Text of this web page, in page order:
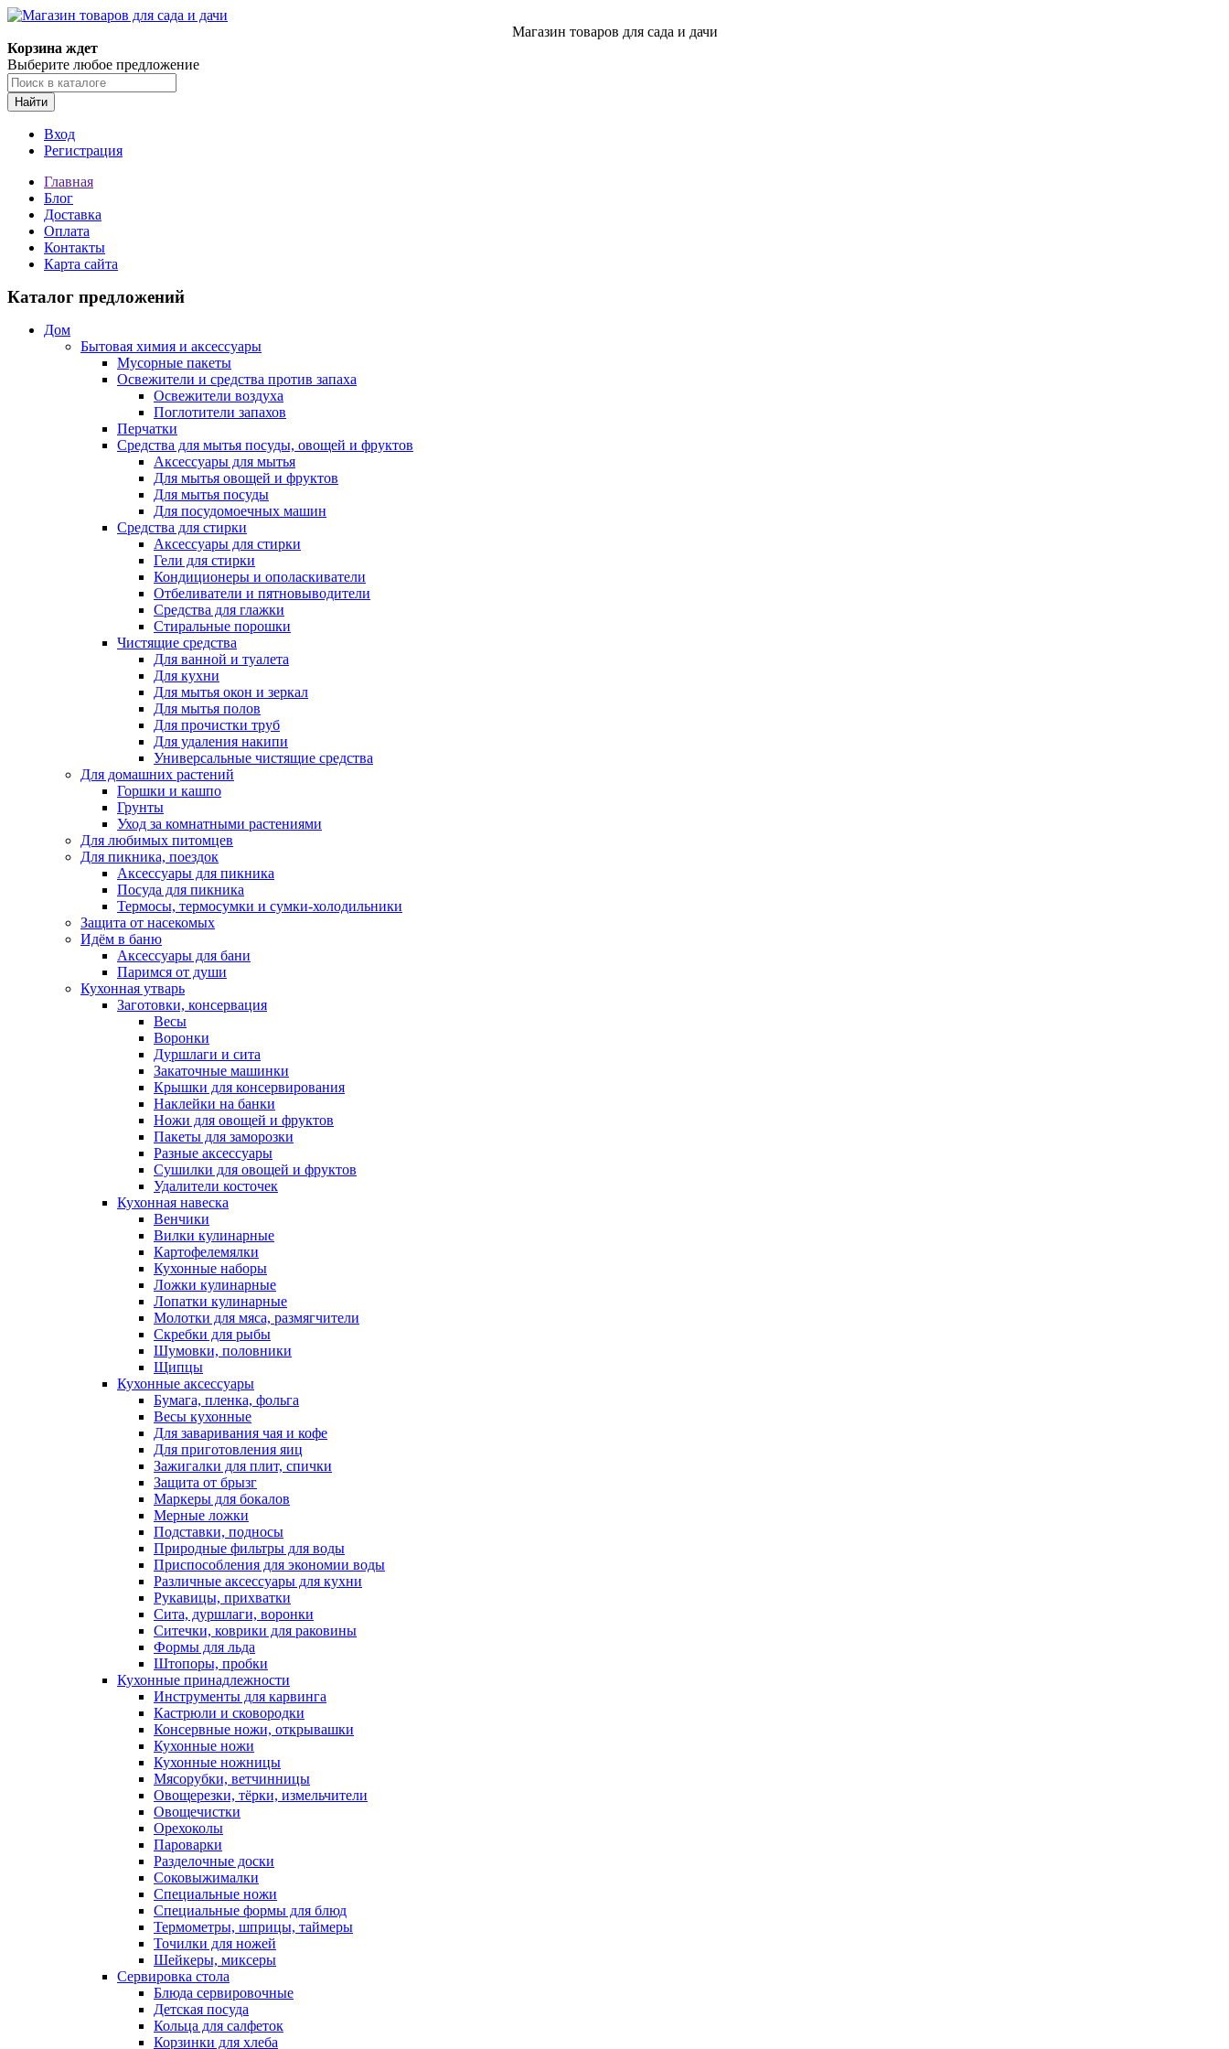
Магазин товаров для сада и дачи
Корзина ждет
Выберите любое предложение
Найти
Вход
Регистрация
Главная
Блог
Доставка
Оплата
Контакты
Карта сайта
Каталог предложений
Дом
Бытовая химия и аксессуары
Мусорные пакеты
Освежители и средства против запаха
Освежители воздуха
Поглотители запахов
Перчатки
Средства для мытья посуды, овощей и фруктов
Аксессуары для мытья
Для мытья овощей и фруктов
Для мытья посуды
Для посудомоечных машин
Средства для стирки
Аксессуары для стирки
Гели для стирки
Кондиционеры и ополаскиватели
Отбеливатели и пятновыводители
Средства для глажки
Стиральные порошки
Чистящие средства
Для ванной и туалета
Для кухни
Для мытья окон и зеркал
Для мытья полов
Для прочистки труб
Для удаления накипи
Универсальные чистящие средства
Для домашних растений
Горшки и кашпо
Грунты
Уход за комнатными растениями
Для любимых питомцев
Для пикника, поездок
Аксессуары для пикника
Посуда для пикника
Термосы, термосумки и сумки-холодильники
Защита от насекомых
Идём в баню
Аксессуары для бани
Паримся от души
Кухонная утварь
Заготовки, консервация
Весы
Воронки
Дуршлаги и сита
Закаточные машинки
Крышки для консервирования
Наклейки на банки
Ножи для овощей и фруктов
Пакеты для заморозки
Разные аксессуары
Сушилки для овощей и фруктов
Удалители косточек
Кухонная навеска
Венчики
Вилки кулинарные
Картофелемялки
Кухонные наборы
Ложки кулинарные
Лопатки кулинарные
Молотки для мяса, размягчители
Скребки для рыбы
Шумовки, половники
Щипцы
Кухонные аксессуары
Бумага, пленка, фольга
Весы кухонные
Для заваривания чая и кофе
Для приготовления яиц
Зажигалки для плит, спички
Защита от брызг
Маркеры для бокалов
Мерные ложки
Подставки, подносы
Природные фильтры для воды
Приспособления для экономии воды
Различные аксессуары для кухни
Рукавицы, прихватки
Сита, дуршлаги, воронки
Ситечки, коврики для раковины
Формы для льда
Штопоры, пробки
Кухонные принадлежности
Инструменты для карвинга
Кастрюли и сковородки
Консервные ножи, открывашки
Кухонные ножи
Кухонные ножницы
Мясорубки, ветчинницы
Овощерезки, тёрки, измельчители
Овощечистки
Орехоколы
Пароварки
Разделочные доски
Соковыжималки
Специальные ножи
Специальные формы для блюд
Термометры, шприцы, таймеры
Точилки для ножей
Шейкеры, миксеры
Сервировка стола
Блюда сервировочные
Детская посуда
Кольца для салфеток
Корзинки для хлеба